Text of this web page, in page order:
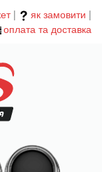
| як замовити |
оплата та доставка